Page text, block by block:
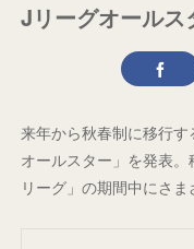
Jリーグオールス
来年から秋春制に移行
オールスター」を発表
リーグ」の期間中にさま